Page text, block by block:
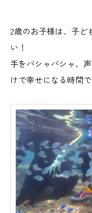
2歳のお子様は、子ど
い！
手をバシャバシャ、
けで幸せになる時間で